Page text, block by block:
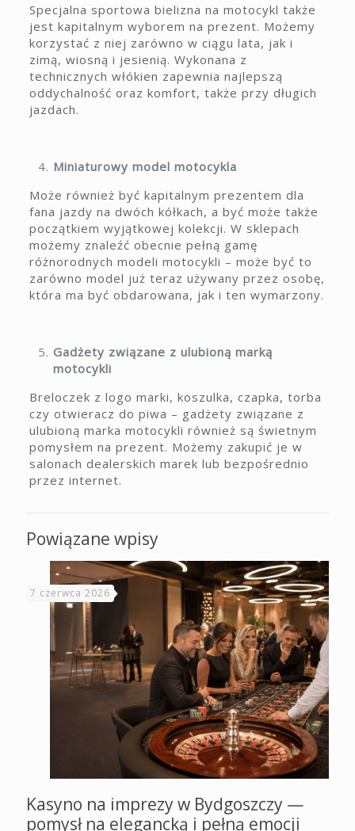
Specjalna sportowa bielizna na motocykl także
jest kapitalnym wyborem na prezent. Możemy
korzystać z niej zarówno w ciągu lata, jak i
zimą, wiosną i jesienią. Wykonana z
technicznych włókien zapewnia najlepszą
oddychalność oraz komfort, także przy długich
jazdach.
Miniaturowy model motocykla
Może również być kapitalnym prezentem dla
fana jazdy na dwóch kółkach, a być może także
początkiem wyjątkowej kolekcji. W sklepach
możemy znaleźć obecnie pełną gamę
różnorodnych modeli motocykli – może być to
zarówno model już teraz używany przez osobę,
która ma być obdarowana, jak i ten wymarzony.
Gadżety związane z ulubioną marką
motocykli
Breloczek z logo marki, koszulka, czapka, torba
czy otwieracz do piwa – gadżety związane z
ulubioną marka motocykli również są świetnym
pomysłem na prezent. Możemy zakupić je w
salonach dealerskich marek lub bezpośrednio
przez internet.
Powiązane wpisy
7 czerwca 2026
Kasyno na imprezy w Bydgoszczy —
pomysł na elegancką i pełną emocji